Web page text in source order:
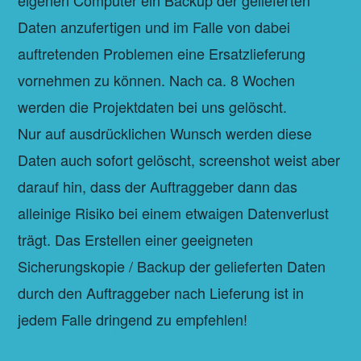
Daten anzufertigen und im Falle von dabei
auftretenden Problemen eine Ersatzlieferung
vornehmen zu können. Nach ca. 8 Wochen
werden die Projektdaten bei uns gelöscht.
Nur auf ausdrücklichen Wunsch werden diese
Daten auch sofort gelöscht, screenshot weist aber
darauf hin, dass der Auftraggeber dann das
alleinige Risiko bei einem etwaigen Datenverlust
trägt. Das Erstellen einer geeigneten
Sicherungskopie / Backup der gelieferten Daten
durch den Auftraggeber nach Lieferung ist in
jedem Falle dringend zu empfehlen!